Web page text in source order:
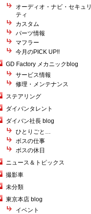
オーディオ・ナビ・セキュリ
ティ
カスタム
パーツ情報
マフラー
今月のPICK UP!!
GD Factory メカニックblog
サービス情報
修理・メンテナンス
ステアリング
ダイバンタレント
ダイバン社長 blog
ひとりごと…
ボスの仕事
ボスの休日
ニュース＆トピックス
撮影車
未分類
東京本店 blog
イベント